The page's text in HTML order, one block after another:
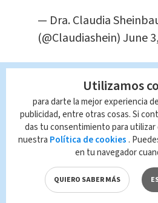
— Dra. Claudia
(@Claudiashein)June
Luego, fuevocera
presidencial de López
perdió las elecciones
tiempo en el que fue
movimiento, que
convirtió en el
que Sheinbaum
fundadora.
Utilizamos
para darte la mejor experiencia
publicidad, entre otras cosas. Si
das tu consentimiento para
nuestra Política de cookies .
en tu navegador
QUIERO SABER MÁS